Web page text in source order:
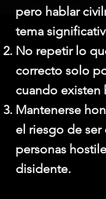
pero hablar
tema
No repetir lo
correcto solo
cuando existen
Mantenerse
el riesgo de
personas
disidente.